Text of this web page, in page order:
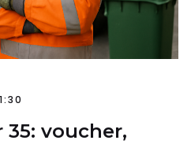
voucher,